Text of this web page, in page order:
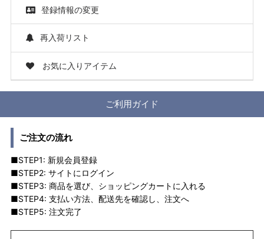
登録情報の変更
再入荷リスト
お気に入りアイテム
ご利用ガイド
ご注文の流れ
■STEP1: 新規会員登録
■STEP2: サイトにログイン
■STEP3: 商品を選び、ショッピングカートに入れる
■STEP4: 支払い方法、配送先を確認し、注文へ
■STEP5: 注文完了